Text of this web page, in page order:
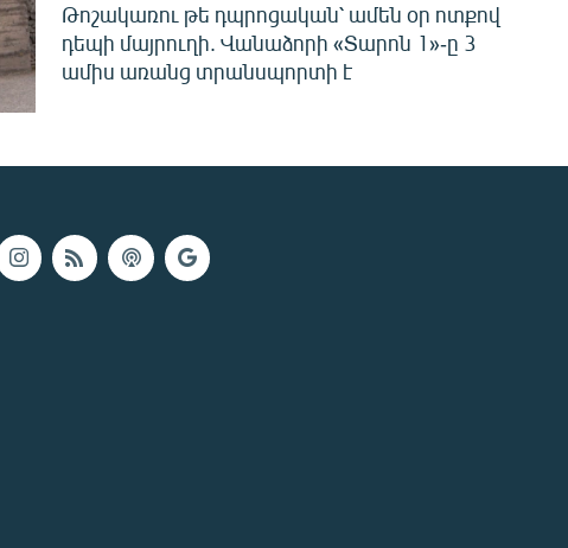
Թոշակառու թե դպրոցական՝ ամեն օր ոտքով
դեպի մայրուղի. Վանաձորի «Տարոն 1»-ը 3
ամիս առանց տրանսպորտի է